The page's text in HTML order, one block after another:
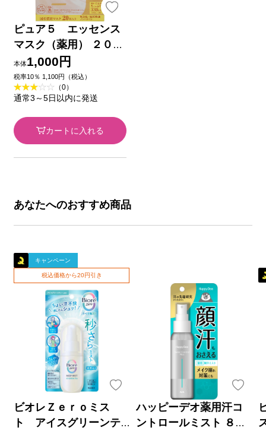
ピュア５ エッセンス
マスク（薬用） ２０枚
入 ジャパンギャルズ
(医薬部外品)
本体1,000円
税率10％ 1,100円（税込）
（0）
通常3～5日以内に発送
カートに入れる
あなたへのおすすめ商品
キャンペーン
税込価格から20円引き
ビオレＺｅｒｏミス
ト アイスグリーンテ
ハッピーデオ薬用汗コ
ントロールミスト ８０